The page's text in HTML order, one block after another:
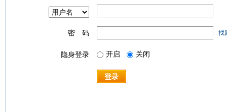
密 码 找
隐身登录 开启 关闭
登录